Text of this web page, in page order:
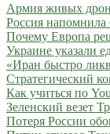
Армия живых
Россия
Почему Европа
Украине указали
«Иран быстро
Стратегический
Как учиться по
Зеленский везет
Потеря России